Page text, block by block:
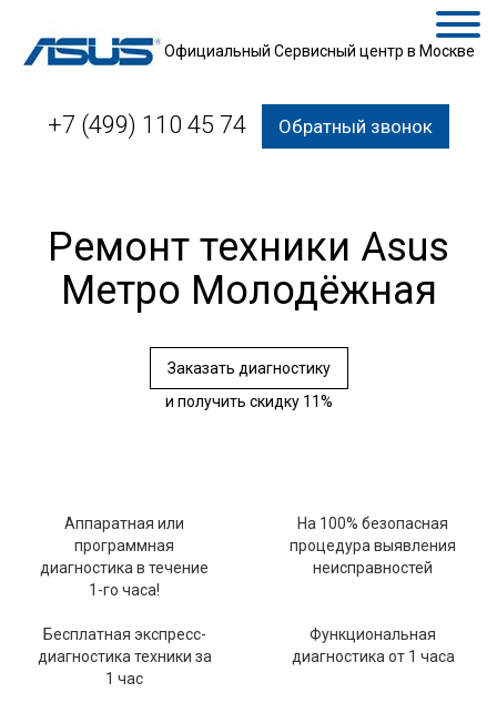
Официальный Сервисный центр в Москве
+7 (499) 110 45 74 Обратный звонок
Ремонт техники Asus
Метро Молодёжная
Заказать диагностику
и получить скидку 11%
Аппаратная или
программная
диагностика в течение
1-го часа!
На 100% безопасная
процедура выявления
неисправностей
Бесплатная экспресс-
диагностика техники за
1 час
Функциональная
диагностика от 1 часа